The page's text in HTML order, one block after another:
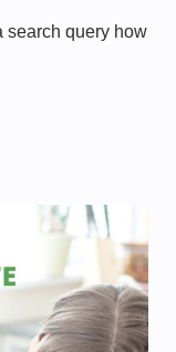
search query how